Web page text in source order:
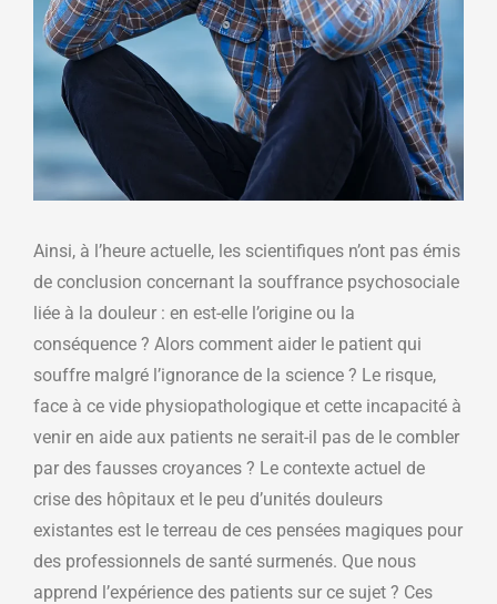
Ainsi, à l’heure actuelle, les scientifiques n’ont pas émis
de conclusion concernant la souffrance psychosociale
liée à la douleur : en est-elle l’origine ou la
conséquence ? Alors comment aider le patient qui
souffre malgré l’ignorance de la science ? Le risque,
face à ce vide physiopathologique et cette incapacité à
venir en aide aux patients ne serait-il pas de le combler
par des fausses croyances ? Le contexte actuel de
crise des hôpitaux et le peu d’unités douleurs
existantes est le terreau de ces pensées magiques pour
des professionnels de santé surmenés. Que nous
apprend l’expérience des patients sur ce sujet ? Ces